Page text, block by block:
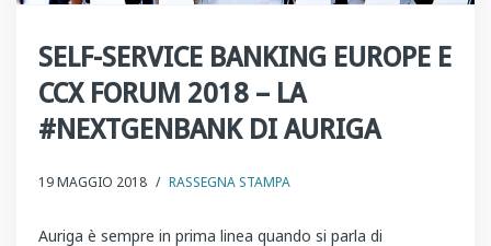
SELF-SERVICE BANKING EUROPE E
CCX FORUM 2018 – LA
#NEXTGENBANK DI AURIGA
19 MAGGIO 2018 / RASSEGNA STAMPA
Auriga è sempre in prima linea quando si parla di